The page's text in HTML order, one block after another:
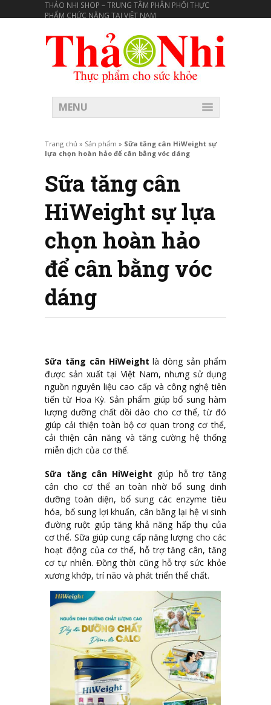
THẢO NHI SHOP – TRUNG TÂM PHÂN PHỐI THỰC
PHẨM CHỨC NĂNG TẠI VIÊT NAM
MENU
Trang chủ » Sản phẩm » Sữa tăng cân HiWeight sự
lựa chọn hoàn hảo để cân bằng vóc dáng
Sữa tăng cân
HiWeight sự lựa
chọn hoàn hảo
để cân bằng vóc
dáng
Sữa tăng cân HiWeight là dòng sản phẩm
được sản xuất tại Việt Nam, nhưng sử dụng
nguồn nguyên liệu cao cấp và công nghệ tiên
tiến từ Hoa Kỳ. Sản phẩm giúp bổ sung hàm
lượng dưỡng chất dồi dào cho cơ thể, từ đó
giúp cải thiện toàn bộ cơ quan trong cơ thể,
cải thiện cân năng và tăng cường hệ thống
miễn dịch của cơ thể.
Sữa tăng cân HiWeight giúp hỗ trợ tăng
cân cho cơ thể an toàn nhờ bổ sung dinh
dưỡng toàn diện, bổ sung các enzyme tiêu
hóa, bổ sung lợi khuẩn, cân bằng lại hệ vi sinh
đường ruột giúp tăng khả năng hấp thụ của
cơ thể. Sữa giúp cung cấp năng lượng cho các
hoạt động của cơ thể, hỗ trợ tăng cân, tăng
cơ tự nhiên. Đồng thời cũng hỗ trợ sức khỏe
xương khớp, trí não và phát triển thể chất.